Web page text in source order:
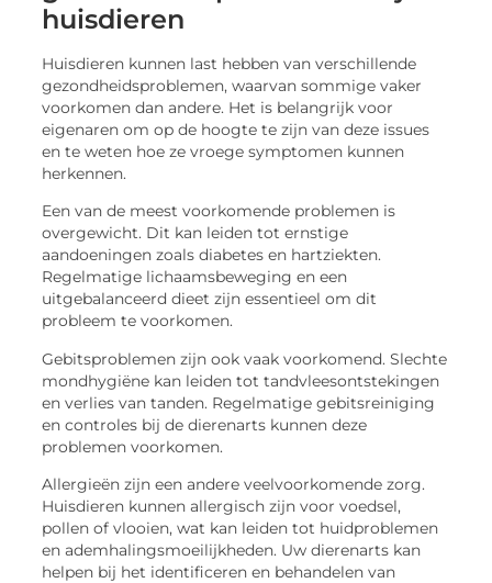
huisdieren
Huisdieren kunnen last hebben van verschillende
gezondheidsproblemen, waarvan sommige vaker
voorkomen dan andere. Het is belangrijk voor
eigenaren om op de hoogte te zijn van deze issues
en te weten hoe ze vroege symptomen kunnen
herkennen.
Een van de meest voorkomende problemen is
overgewicht. Dit kan leiden tot ernstige
aandoeningen zoals diabetes en hartziekten.
Regelmatige lichaamsbeweging en een
uitgebalanceerd dieet zijn essentieel om dit
probleem te voorkomen.
Gebitsproblemen zijn ook vaak voorkomend. Slechte
mondhygiëne kan leiden tot tandvleesontstekingen
en verlies van tanden. Regelmatige gebitsreiniging
en controles bij de dierenarts kunnen deze
problemen voorkomen.
Allergieën zijn een andere veelvoorkomende zorg.
Huisdieren kunnen allergisch zijn voor voedsel,
pollen of vlooien, wat kan leiden tot huidproblemen
en ademhalingsmoeilijkheden. Uw dierenarts kan
helpen bij het identificeren en behandelen van